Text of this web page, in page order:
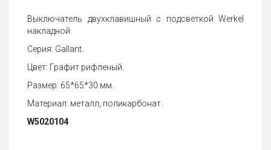
Выключатель двухклавишный с подсветкой Werkel
накладной.
Серия: Gallant.
Цвет: Графит рифленый.
Размер: 65*65*30 мм.
Материал: металл, поликарбонат.
W5020104